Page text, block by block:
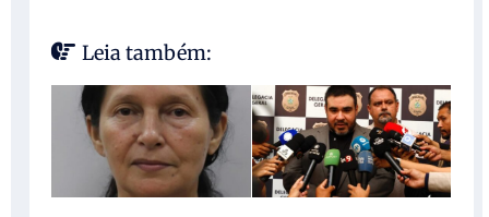
Leia também: